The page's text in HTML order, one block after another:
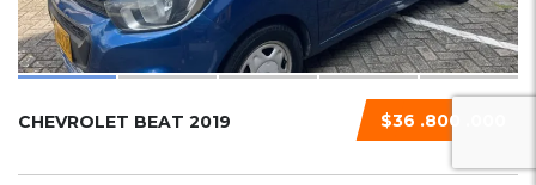
$36 .800 .000
CHEVROLET BEAT 2019